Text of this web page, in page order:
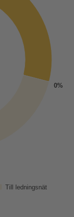
0%
Till ledningsnät